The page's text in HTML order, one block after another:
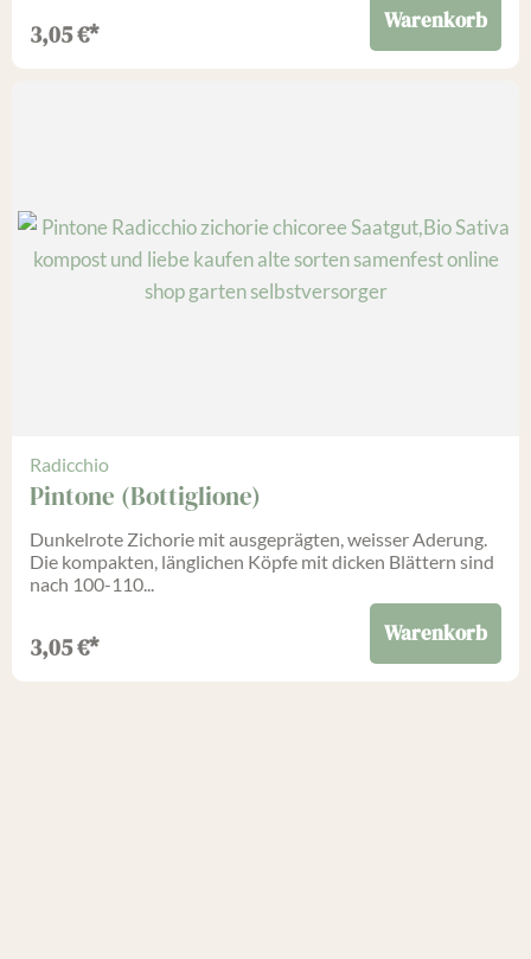
3,05€* Warenkorb
Radicchio
Pintone (Bottiglione)
Dunkelrote Zichorie mit ausgeprägten, weisser Aderung.
Die kompakten, länglichen Köpfe mit dicken Blättern sind
nach 100-110...
3,05€* Warenkorb